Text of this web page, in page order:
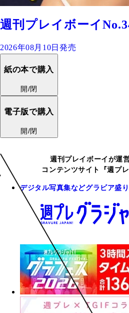
週刊プレイボーイ
2026年08月10日発売
紙の本で購入
開/閉
電子版で購入
開/閉
週刊プレイボーイが運
コンテンツサイト『週プ
デジタル写真集などグラビア盛